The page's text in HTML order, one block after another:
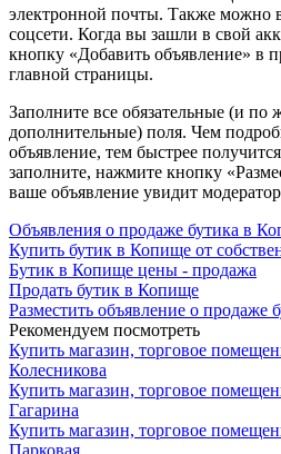
электронной почты. Также можно
соцсети. Когда вы зашли в свой
кнопку «Добавить объявление» в
главной страницы.
Заполните все обязательные (и
дополнительные) поля. Чем
объявление, тем быстрее
заполните, нажмите кнопку
ваше объявление увидит
Объявления о продаже бутика в
Купить бутик в Копище от
Бутик в Копище цены - продажа
Продать бутик в Копище
Разместить объявление о продаже
Рекомендуем посмотреть
Купить магазин, торговое
Колесникова
Купить магазин, торговое
Гагарина
Купить магазин, торговое
Парковая